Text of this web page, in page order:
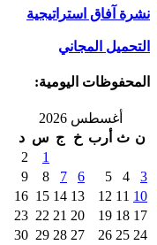
نشرة آفاق استراتيجية
التحميل المجاني
المحفوظات اليومية:
أغسطس 2026
ن ث أرب خ ج س د
1
2
3
4
5
6
7
8
9
10
11
12
13
14
15
16
17
18
19
20
21
22
23
24
25
26
27
28
29
30